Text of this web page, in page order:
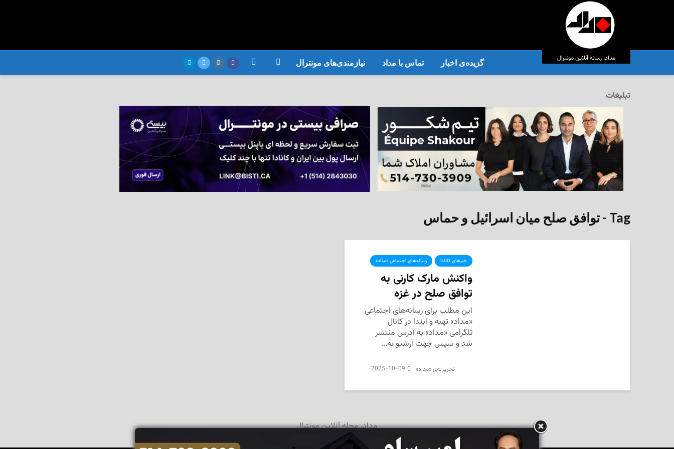
مداد، رسانه آنلاین مونترال گزیده‌ی‌ اخبار تماس با مداد نیازمندی‌های مونترال
تبلیغات
Tag - توافق صلح میان اسرائیل و حماس
خبرهای کانادا رسانه‌های اجتماعی «مداد»
واکنش مارک کارنی به
توافق صلح در غزه
این مطلب برای رسانه‌های اجتماعی
«مداد» تهیه و ابتدا در کانال
تلگرامی «مداد» به آدرس منتشر
شد و سپس جهت آرشیو به...
تحریریه‌ی «مداد» 2025-10-09
مداد، مجله آنلاین مونترال